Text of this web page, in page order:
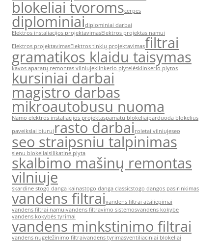
blokeliai tvoromscerpes
diplominiaidiplominiai darbai
Elektros instaliacijos projektavimasElektros projektas namui
Elektros projektavimasElektros tinklų projektavimasfiltrai
gramatikos klaidu taisymas
kavos aparatų remontas vilniujeklinkerio plytelėsklinkerio plytos
kursiniai darbai
magistro darbas
mikroautobusu nuoma
Namo elektros instaliacijos projektaspamatu blokeliaiparduoda blokelius
paveikslai biurui rasto darbai roletai vilniujeseo
seo straipsniu talpinimas
sienu blokeliaisilikatine plyta
skalbimo mašinų remontas
vilniuje
skardine stogo danga kainastogo danga classicstogo dangos pasirinkimas
vandens filtraivandens filtrai atsiliepimai
vandens filtrai namuivandens filtravimo sistemosvandens kokybe
vandens kokybės tyrimai
vandens minkstinimo filtrai
vandens nugeležinimo filtraivandens tyrimasventiliaciniai blokeliai